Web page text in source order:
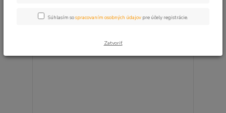
Zobrazujem 1-4 z 4
Súhlasím sospracovaním osobných údajov pre účely registrácie.
Zatvoriť